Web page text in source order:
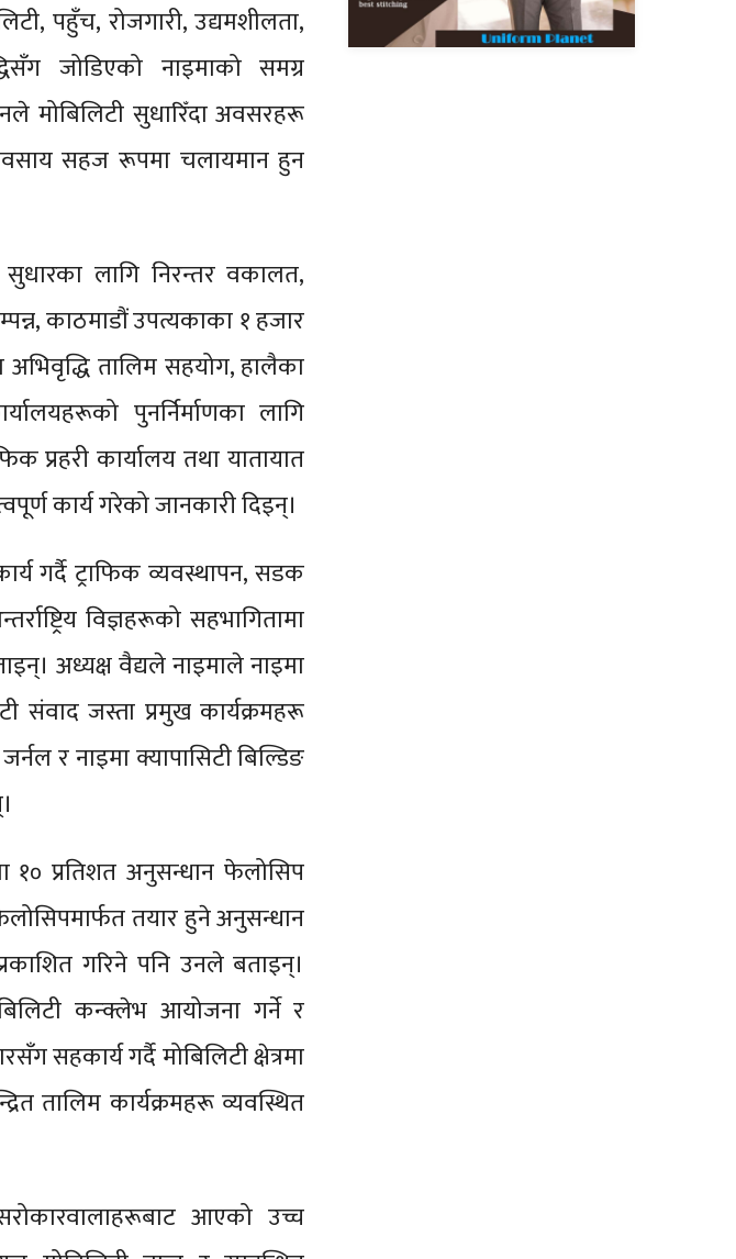
पहुँच, रोजगारी, उद्यमशीलता,
जोडिएको नाइमाको समग्र
मोबिलिटी सुधारिँदा अवसरहरू
सहज रूपमा चलायमान हुन
सुधारका लागि निरन्तर वकालत,
काठमाडौं उपत्यकाका १ हजार
अभिवृद्धि तालिम सहयोग, हालैका
पुनर्निर्माणका लागि
प्रहरी कार्यालय तथा यातायात
कार्य गरेको जानकारी दिइन्।
गर्दै ट्राफिक व्यवस्थापन, सडक
विज्ञहरूको सहभागितामा
अध्यक्ष वैद्यले नाइमाले नाइमा
संवाद जस्ता प्रमुख कार्यक्रमहरू
र नाइमा क्यापासिटी बिल्डिङ
१० प्रतिशत अनुसन्धान फेलोसिप
तयार हुने अनुसन्धान
गरिने पनि उनले बताइन्।
कन्क्लेभ आयोजना गर्ने र
सहकार्य गर्दै मोबिलिटी क्षेत्रमा
तालिम कार्यक्रमहरू व्यवस्थित
आएको उच्च